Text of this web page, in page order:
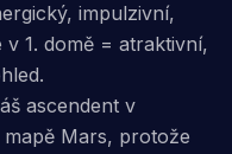
impulzivní,
v 1. domě = atraktivní,
ascendent v
Mars, protože